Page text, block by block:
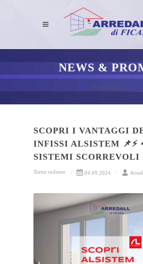
NEWS &
Torna indietro
SCOPRI I VANTAGGI
INFISSI ALSISTEM 📌⚡
SISTEMI SCORREVOLI
Torna indietro 04 09 2024